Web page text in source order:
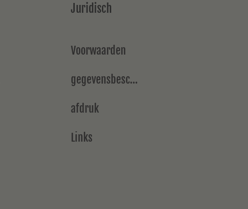
Juridisch
Voorwaarden
gegevensbescherming
afdruk
Links